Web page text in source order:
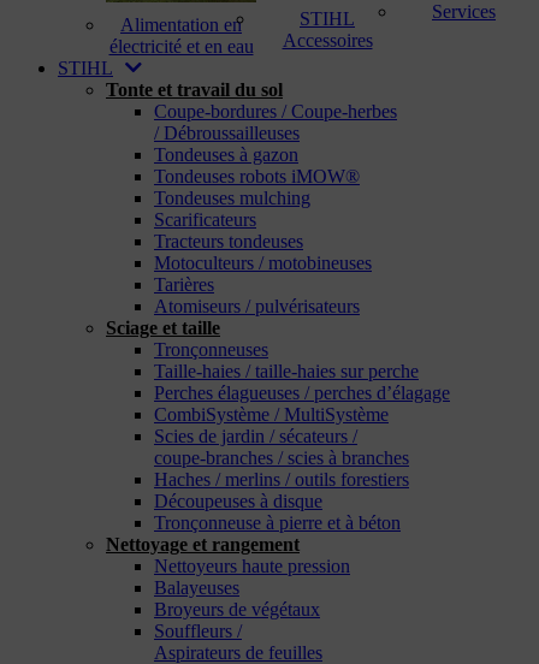
Alimentation en
électricité et en eau
STIHL
Accessoires
Services
STIHL
Tonte et travail du sol
Coupe-bordures / Coupe-herbes
/ Débroussailleuses
Tondeuses à gazon
Tondeuses robots iMOW®
Tondeuses mulching
Scarificateurs
Tracteurs tondeuses
Motoculteurs / motobineuses
Tarières
Atomiseurs / pulvérisateurs
Sciage et taille
Tronçonneuses
Taille-haies / taille-haies sur perche
Perches élagueuses / perches d’élagage
CombiSystème / MultiSystème
Scies de jardin / sécateurs /
coupe-branches / scies à branches
Haches / merlins / outils forestiers
Découpeuses à disque
Tronçonneuse à pierre et à béton
Nettoyage et rangement
Nettoyeurs haute pression
Balayeuses
Broyeurs de végétaux
Souffleurs /
Aspirateurs de feuilles